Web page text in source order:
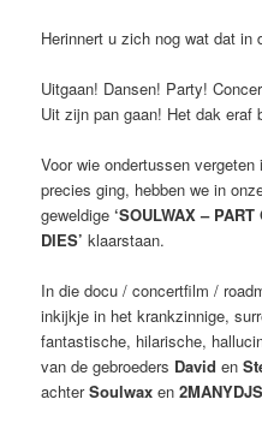
Herinnert u zich nog wat dat in
Uitgaan! Dansen! Party!
Uit zijn pan gaan! Het dak eraf
Voor wie ondertussen
precies ging, hebben we in
geweldige‘SOULWAX –
DIES’ klaarstaan.
In die docu / concertfilm /
inkijkje in het krankzinnige,
fantastische, hilarische,
van de gebroeders David en
achterSoulwaxen 2MANYDJS